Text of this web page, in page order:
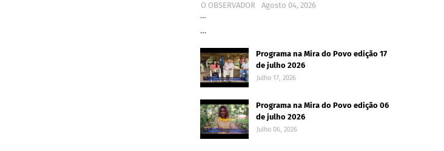
O OBSERVADOR
Agosto 04, 2026
…
…
Programa na Mira do Povo edição 17
de julho 2026
Julho 17, 2026
Programa na Mira do Povo edição 06
de julho 2026
Julho 06, 2026